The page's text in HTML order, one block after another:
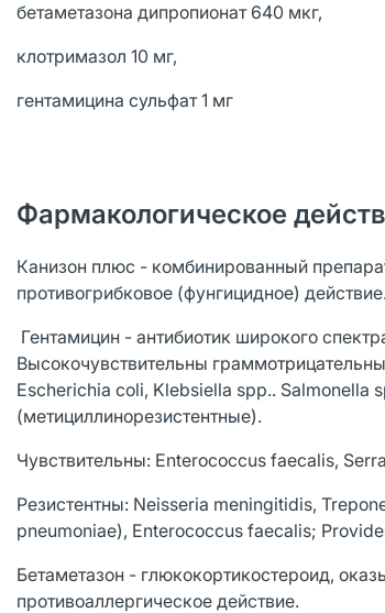
бетаметазона дипропионат 640 мкг,
клотримазол 10 мг,
гентамицина сульфат 1 мг
Фармакологическое
Канизон плюс - комбинированный
противогрибковое (фунгицидное) действие.
Гентамицин - антибиотик широкого
Высокочувствительны
Escherichia coli, Klebsiella spp.. Salmonella
(метициллинорезистентные).
Чувствительны: Enterococcus faecalis,
Резистентны: Neisseria meningitidis,
pneumoniae), Enterococcus faecalis;
Бетаметазон - глюкокортикостероид,
противоаллергическое действие.